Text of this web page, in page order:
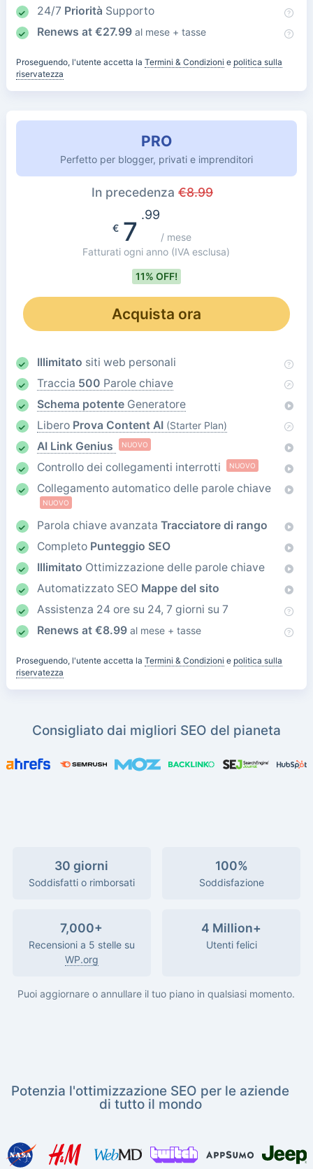
24/7 Priorità Supporto
Renews at €27.99 al mese + tasse
Proseguendo, l'utente accetta la Termini & Condizioni e politica sulla
riservatezza
PRO
Perfetto per blogger, privati e imprenditori
In precedenza €8.99
€7
.99
/ mese
Fatturati ogni anno (IVA esclusa)
11% OFF!
Acquista ora
Illimitato siti web personali
Traccia 500 Parole chiave
Schema potenteGeneratore
Libero Prova Content AI (Starter Plan)
AI Link Genius NUOVO
Controllo dei collegamenti interrotti NUOVO
Collegamento automatico delle parole chiave
NUOVO
Parola chiave avanzata Tracciatore di rango
Completo Punteggio SEO
Illimitato Ottimizzazione delle parole chiave
Automatizzato SEO Mappe del sito
Assistenza 24 ore su 24, 7 giorni su 7
Renews at €8.99 al mese + tasse
Proseguendo, l'utente accetta la Termini & Condizioni e politica sulla
riservatezza
Consigliato dai migliori SEO del pianeta
30 giorni
Soddisfatti o rimborsati
100%
Soddisfazione
7,000+
Recensioni a 5 stelle su
WP.org
4 Million+
Utenti felici
Puoi aggiornare o annullare il tuo piano in qualsiasi momento.
Potenzia l'ottimizzazione SEO per le aziende
di tutto il mondo